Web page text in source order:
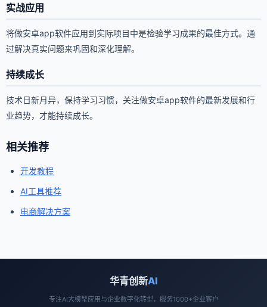
实战应用
将做安卓app软件应用到实际项目中是检验学习成果的最佳方式。通
过解决真实问题来巩固和深化理解。
持续成长
技术日新月异，保持学习习惯，关注做安卓app软件的最新发展和行
业趋势，才能持续成长。
相关推荐
开发教程
AI工具推荐
电商解决方案
华青创新AI
专注AI大模型应用与企业数字化转型，服务1000+企业客户